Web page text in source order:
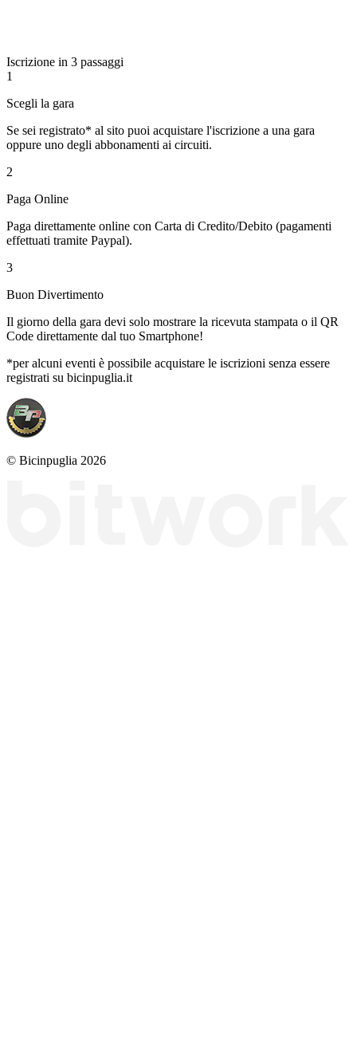
Iscrizione in 3 passaggi
1
Scegli la gara
Se sei registrato* al sito puoi acquistare l'iscrizione a una gara
oppure uno degli abbonamenti ai circuiti.
2
Paga Online
Paga direttamente online con Carta di Credito/Debito (pagamenti
effettuati tramite Paypal).
3
Buon Divertimento
Il giorno della gara devi solo mostrare la ricevuta stampata o il QR
Code direttamente dal tuo Smartphone!
*per alcuni eventi è possibile acquistare le iscrizioni senza essere
registrati su bicinpuglia.it
© Bicinpuglia 2026